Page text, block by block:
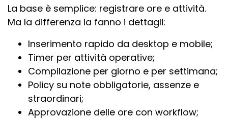
La base è semplice: registrare ore e attività.
Ma la differenza la fanno i dettagli:
Inserimento rapido da desktop e mobile;
Timer per attività operative;
Compilazione per giorno e per settimana;
Policy su note obbligatorie, assenze e
straordinari;
Approvazione delle ore con workflow;